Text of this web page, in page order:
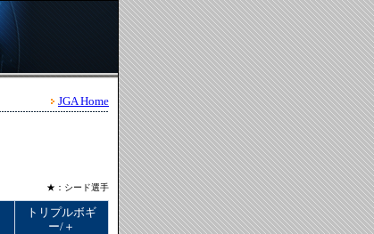
JGA Home
★：シード選手
トリプルボギ
ー/＋